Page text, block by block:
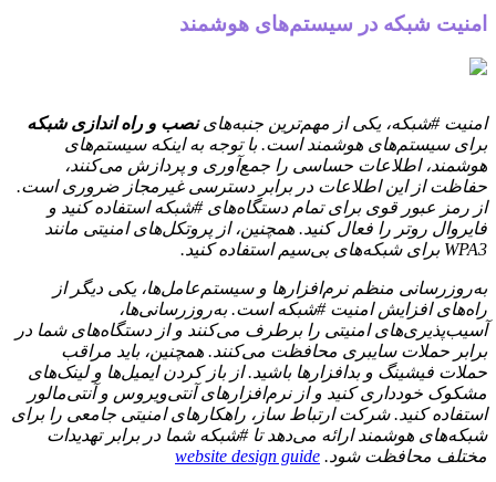
امنیت شبکه در سیستم‌های هوشمند
امنیت #شبکه، یکی از مهم‌ترین جنبه‌هاینصب و راه اندازی شبکه
برای سیستم‌های هوشمند است. با توجه به اینکه سیستم‌های
هوشمند، اطلاعات حساسی را جمع‌آوری و پردازش می‌کنند،
حفاظت از این اطلاعات در برابر دسترسی غیرمجاز ضروری است.
از رمز عبور قوی برای تمام دستگاه‌های #شبکه استفاده کنید و
فایروال روتر را فعال کنید. همچنین، از پروتکل‌های امنیتی مانند
WPA3 برای شبکه‌های بی‌سیم استفاده کنید.
به‌روزرسانی منظم نرم‌افزارها و سیستم‌عامل‌ها، یکی دیگر از
راه‌های افزایش امنیت #شبکه است. به‌روزرسانی‌ها،
آسیب‌پذیری‌های امنیتی را برطرف می‌کنند و از دستگاه‌های شما در
برابر حملات سایبری محافظت می‌کنند. همچنین، باید مراقب
حملات فیشینگ و بدافزارها باشید. از باز کردن ایمیل‌ها و لینک‌های
مشکوک خودداری کنید و از نرم‌افزارهای آنتی‌ویروس و آنتی‌مالور
استفاده کنید. شرکت ارتباط ساز، راهکارهای امنیتی جامعی را برای
شبکه‌های هوشمند ارائه می‌دهد تا #شبکه شما در برابر تهدیدات
مختلف محافظت شود. website design guide